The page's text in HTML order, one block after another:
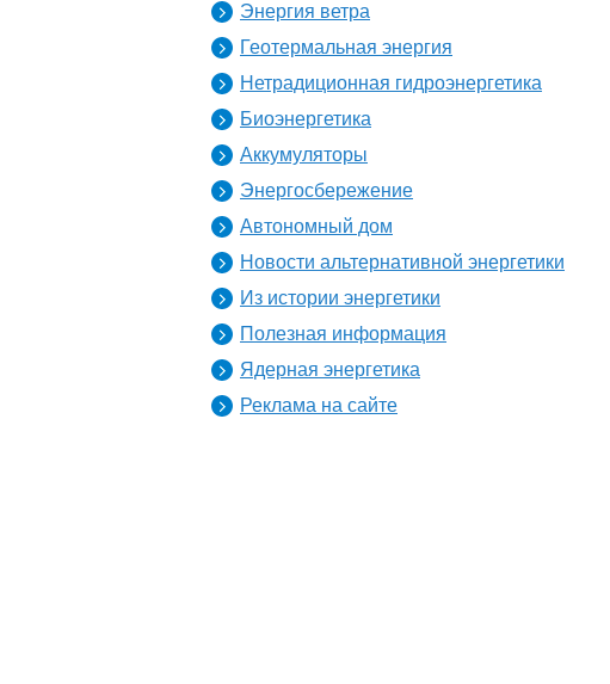
Энергия ветра
Геотермальная энергия
Нетрадиционная гидроэнергетика
Биоэнергетика
Аккумуляторы
Энергосбережение
Автономный дом
Новости альтернативной энергетики
Из истории энергетики
Полезная информация
Ядерная энергетика
Реклама на сайте